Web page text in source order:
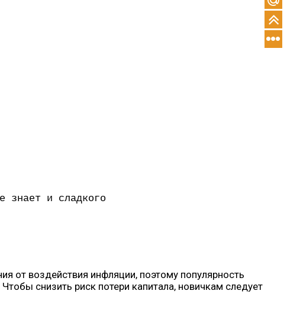
знает и сладкого
от воздействия инфляции, поэтому популярность
снизить риск потери капитала, новичкам следует